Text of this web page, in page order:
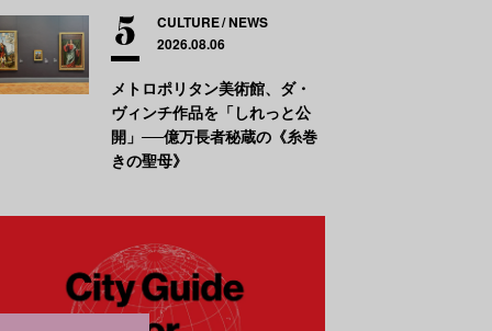
CULTURE NEWS
2026.08.06
メトロポリタン美術館、ダ・
ヴィンチ作品を「しれっと公
開」──億万長者秘蔵の《糸巻
きの聖母》